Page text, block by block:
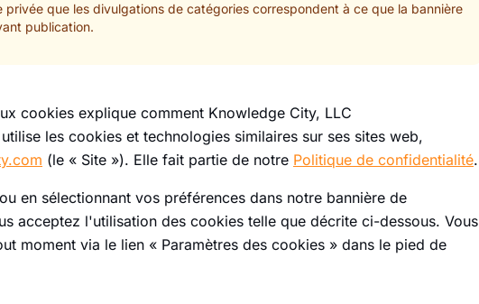
privée que les divulgations de catégories correspondent à ce que la bannière
publication.
cookies explique comment Knowledge City, LLC
les cookies et technologies similaires sur ses sites web,
(le « Site »). Elle fait partie de notre Politique de confidentialité.
en sélectionnant vos préférences dans notre bannière de
acceptez l'utilisation des cookies telle que décrite ci-dessous. Vous
moment via le lien « Paramètres des cookies » dans le pied de